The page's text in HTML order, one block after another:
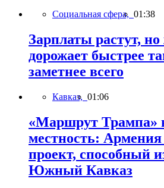
Социальная сфера, 01:38
Зарплаты растут,
дорожает быстрее
заметнее всего
Кавказ, 01:06
«Маршрут Трампа»
местность: Армения
проект, способный
Южный Кавказ